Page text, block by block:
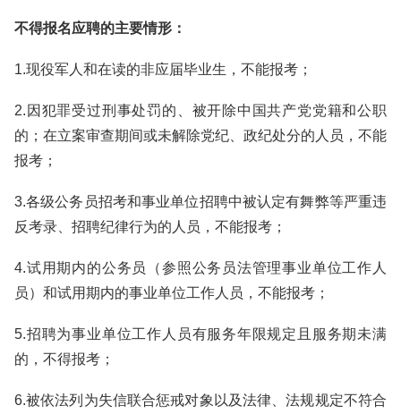
不得报名应聘的主要情形：
1.现役军人和在读的非应届毕业生，不能报考；
2.因犯罪受过刑事处罚的、被开除中国共产党党籍和公职
的；在立案审查期间或未解除党纪、政纪处分的人员，不能
报考；
3.各级公务员招考和事业单位招聘中被认定有舞弊等严重违
反考录、招聘纪律行为的人员，不能报考；
4.试用期内的公务员（参照公务员法管理事业单位工作人
员）和试用期内的事业单位工作人员，不能报考；
5.招聘为事业单位工作人员有服务年限规定且服务期未满
的，不得报考；
6.被依法列为失信联合惩戒对象以及法律、法规规定不符合